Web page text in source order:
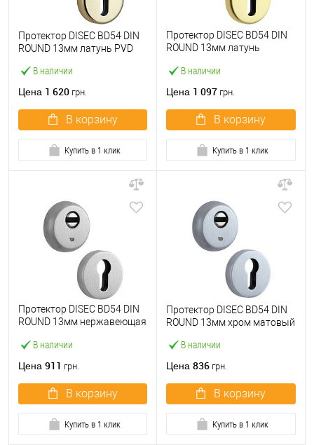
В наличии
Протектор DISEC BD54 DIN
ROUND 13мм латунь PVD
Цена 1 620 грн.
В корзину
Купить в 1 клик
В наличии
Протектор DISEC BD54 DIN
ROUND 13мм латунь
Цена 1 097 грн.
В корзину
Купить в 1 клик
В наличии
Протектор DISEC BD54 DIN
ROUND 13мм нержавеющая
Цена 911 грн.
В корзину
Купить в 1 клик
В наличии
Протектор DISEC BD54 DIN
ROUND 13мм хром матовый
Цена 836 грн.
В корзину
Купить в 1 клик